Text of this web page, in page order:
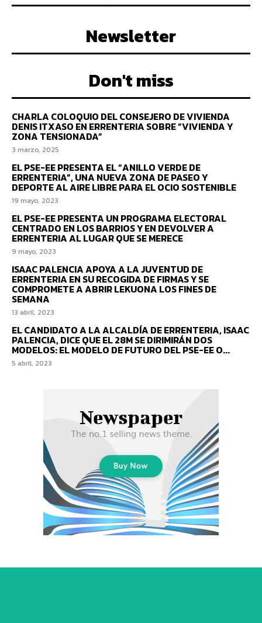
Newsletter
Don't miss
CHARLA COLOQUIO DEL CONSEJERO DE VIVIENDA
DENIS ITXASO EN ERRENTERIA SOBRE “VIVIENDA Y
ZONA TENSIONADA”
3 marzo, 2025
EL PSE-EE PRESENTA EL “ANILLO VERDE DE
ERRENTERIA”, UNA NUEVA ZONA DE PASEO Y
DEPORTE AL AIRE LIBRE PARA EL OCIO SOSTENIBLE
19 mayo, 2023
EL PSE-EE PRESENTA UN PROGRAMA ELECTORAL
CENTRADO EN LOS BARRIOS Y EN DEVOLVER A
ERRENTERIA AL LUGAR QUE SE MERECE
9 mayo, 2023
ISAAC PALENCIA APOYA A LA JUVENTUD DE
ERRENTERIA EN SU RECOGIDA DE FIRMAS Y SE
COMPROMETE A ABRIR LEKUONA LOS FINES DE
SEMANA
13 abril, 2023
EL CANDIDATO A LA ALCALDÍA DE ERRENTERIA, ISAAC
PALENCIA, DICE QUE EL 28M SE DIRIMIRÁN DOS
MODELOS: EL MODELO DE FUTURO DEL PSE-EE O...
5 abril, 2023